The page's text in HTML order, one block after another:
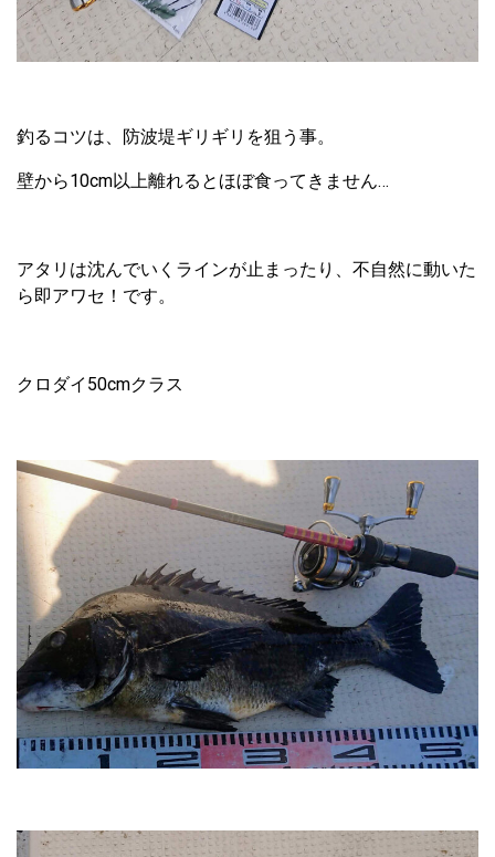
釣るコツは、防波堤ギリギリを狙う事。
壁から10cm以上離れるとほぼ食ってきません…
アタリは沈んでいくラインが止まったり、不自然に動いた
ら即アワセ！です。
クロダイ50cmクラス